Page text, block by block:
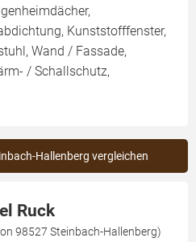
Kunststofffenster,
Wand / Fassade,
/ Schallschutz,
Hallenberg vergleichen
Ruck
98527 Steinbach-Hallenberg)